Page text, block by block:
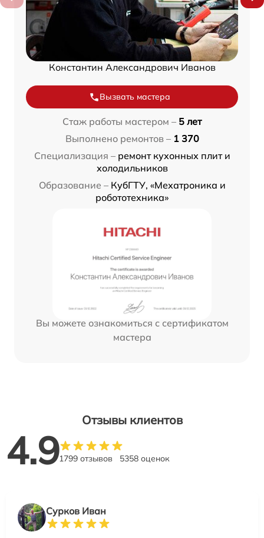
Константин Александрович Иванов
Вызвать мастера
Стаж работы мастером – 5 лет
Выполнено ремонтов – 1 370
Специализация – ремонт кухонных плит и
холодильников
Образование – КубГТУ, «Мехатроника и
робототехника»
Вы можете ознакомиться с сертификатом
мастера
Отзывы клиентов
4.91799 отзывов 5358 оценок
Сурков Иван